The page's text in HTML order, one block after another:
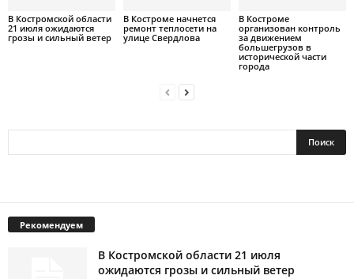
В Костромской области
21 июля ожидаются
грозы и сильный ветер
В Костроме начнется
ремонт теплосети на
улице Свердлова
В Костроме
организован контроль
за движением
большегрузов в
исторической части
города
Рекомендуем
В Костромской области 21 июля
ожидаются грозы и сильный ветер